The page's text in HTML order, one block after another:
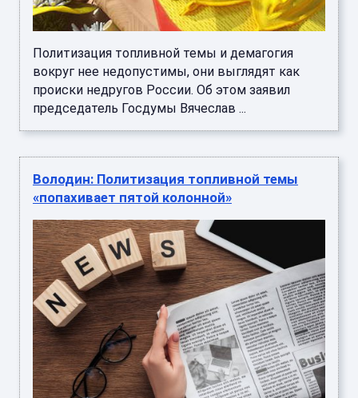
Политизация топливной темы и демагогия
вокруг нее недопустимы, они выглядят как
происки недругов России. Об этом заявил
председатель Госдумы Вячеслав ...
Володин: Политизация топливной темы
«попахивает пятой колонной»